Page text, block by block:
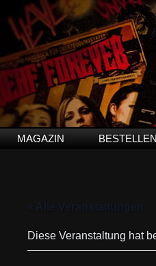
MAGAZIN BESTELLEN
« Alle Veranstaltungen
Diese Veranstaltung hat